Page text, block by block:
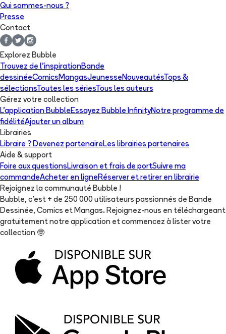
Qui sommes-nous ?
Presse
Contact
Explorez Bubble
Trouvez de l'inspirationBande
dessinéeComicsMangasJeunesseNouveautésTops &
sélectionsToutes les sériesTous les auteurs
Gérez votre collection
L'application BubbleEssayez Bubble InfinityNotre programme de
fidélitéAjouter un album
Librairies
Libraire ? Devenez partenaireLes librairies partenaires
Aide & support
Foire aux questionsLivraison et frais de portSuivre ma
commandeAcheter en ligneRéserver et retirer en librairie
Rejoignez la communauté Bubble !
Bubble, c'est + de 250 000 utilisateurs passionnés de Bande
Dessinée, Comics et Mangas. Rejoignez-nous en téléchargeant
gratuitement notre application et commencez à lister votre
collection 🤓